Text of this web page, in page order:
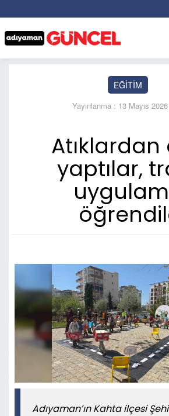
EĞİTİM
Yayınlanma : 13 Mayıs
yaptılar,
Adıyaman’ın Kahta ilçesi